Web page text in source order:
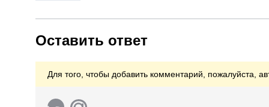
Оставить ответ
Для того, чтобы добавить комментарий, пожалуйста,